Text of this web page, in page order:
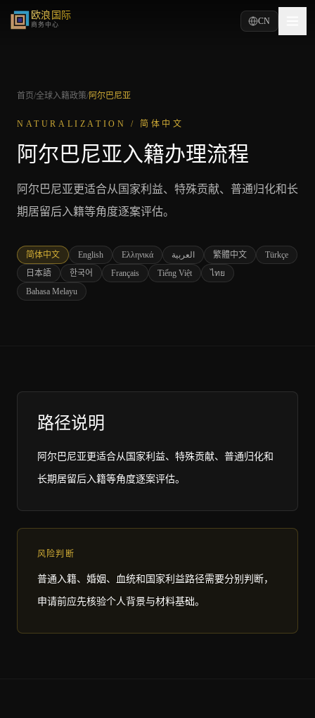
欧浪国际
商务中心 CN
首页/全球入籍政策/阿尔巴尼亚
NATURALIZATION /简体中文
阿尔巴尼亚入籍办理流程
阿尔巴尼亚更适合从国家利益、特殊贡献、普通归化和长
期居留后入籍等角度逐案评估。
简体中文 English Ελληνικά العربية 繁體中文
Türkçe
日本語
한국어 Français Tiếng Việt
ไทย
Bahasa Melayu
路径说明
阿尔巴尼亚更适合从国家利益、特殊贡献、普通归化和
长期居留后入籍等角度逐案评估。
风险判断
普通入籍、婚姻、血统和国家利益路径需要分别判断，
申请前应先核验个人背景与材料基础。